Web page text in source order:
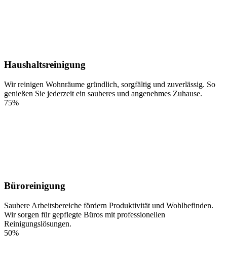
Haushaltsreinigung
Wir reinigen Wohnräume gründlich, sorgfältig und zuverlässig. So
genießen Sie jederzeit ein sauberes und angenehmes Zuhause.
75%
Büroreinigung
Saubere Arbeitsbereiche fördern Produktivität und Wohlbefinden.
Wir sorgen für gepflegte Büros mit professionellen
Reinigungslösungen.
50%